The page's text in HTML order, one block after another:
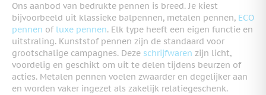
Ons aanbod van bedrukte pennen is breed. Je kiest
bijvoorbeeld uit klassieke balpennen, metalen pennen, ECO
pennen of luxe pennen. Elk type heeft een eigen functie en
uitstraling. Kunststof pennen zijn de standaard voor
grootschalige campagnes. Deze schrijfwaren zijn licht,
voordelig en geschikt om uit te delen tijdens beurzen of
acties. Metalen pennen voelen zwaarder en degelijker aan
en worden vaker ingezet als zakelijk relatiegeschenk.